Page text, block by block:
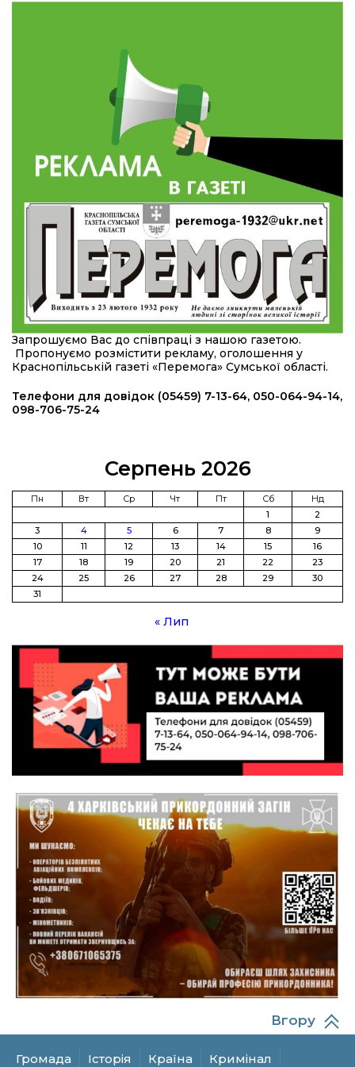
Обмежено придатний, але безмежно
вмотивований: Як колишній лісівник став асом
артилерії
490 пацієнтів та 15 відвіданих сіл: МБФ
«Альянс громадського здоров’я» підбив
підсумки роботи мобільних клінік у Сумській
області
12:24
23 лип
Покинув безпечне життя за кордоном, щоб
захистити рідну землю: пам’яті Сергія
Балабаєнка (ВІДЕО)
23 лип
Командир гармати Руслан Козирін: «Змінити
підрозділ чи бригаду – навіть думки не було»
20:36
22 лип
Нова кав’ярня в Сумах: як родина військового
з Краснопілля відкрила «Лев каву» за грантові
кошти (ВІДЕО)
14:37
21 лип
Захищав кордон до останнього подиху:
пам’яті полеглого прикордонника Олександра
Від штанги до «крил»: як спорт і характер
колишнього паверліфтера гартують перемогу
11:19
21 лип
На щиті повертається додому:
Краснопільська громада втратила 27-річного
Захисника Сергія Балабаєнка
11:00
19 лип
Музей, який був частиною життя
10:49
19 лип
Інтелектуальні злети та творчі перемоги:
історія успіху випускниці Вікторії Кондратенко
10:40
19 лип
Вірний присязі до останнього подиху:
підтримайте петицію про присвоєння звання
«Герой України» (посмертно) прикордоннику
Олександру Бойку
20:34
17 лип
Кохання попри все: як українці створюють сім’ї
13:52
15 лип
І волейбол, і хімія на “відмінно”: неймовірна
історія успіху випускниці з Краснопілля
Анастасії Гонтар
13:27
15 лип
НБУ вводить нову банкноту 2 000 грн із
портретом легендарного українця: що
зміниться для наших гаманців
13:22
Гаманець у шоці: які продукти в Україні різко
подешевшали, а за що доведеться платити
більше?
Захищав до останнього подиху: Миропілля
Запрошуємо Вас до співпраці з нашою газетою.
Пропонуємо розмістити рекламу, оголошення у
Краснопільській газеті «Перемога» Сумської області.
Телефони для довідок (05459) 7-13-64, 050-064-94-14,
098-706-75-24
Серпень 2026
Пн Вт Ср Чт Пт Сб
Нд
1
2
3
4 5 6 7 8
9
10
11 12 13 14 15
16
17
18 19 20 21 22
23
24
25 26 27 28 29
30
31
« Лип
Громада Історія Країна Кримінал
Вгору